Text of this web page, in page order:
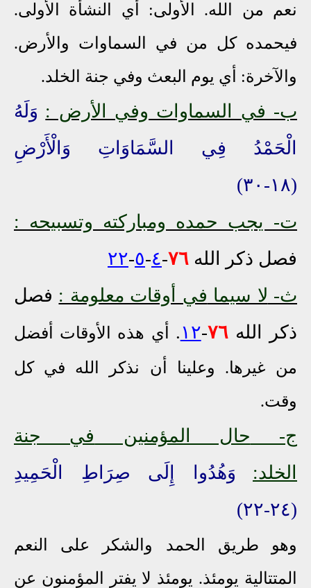
نعم من الله. الأولى: أي النشأة الأولى.
فيحمده كل من في السماوات والأرض.
والآخرة: أي يوم البعث وفي جنة الخلد.
ب- في السماوات وفي الأرض : وَلَهُ
الْحَمْدُ فِي السَّمَاوَاتِ وَالْأَرْضِ
(١٨-٣٠)
ت- يجب حمده ومباركته وتسبيحه :
فصل ذكر الله ٧٦-٤-٥-٢٢
ث- لا سيما في أوقات معلومة : فصل
ذكر الله٧٦-١٢ .
أي هذه الأوقات أفضل
من غيرها. وعلينا أن نذكر الله في كل
وقت.
ج- حال المؤمنين في جنة
الخلد:
وَهُدُوا إِلَى صِرَاطِ الْحَمِيدِ
(٢٤-٢٢)
وهو طريق الحمد والشكر على النعم
المتتالية يومئذ. يومئذ لا يفتر المؤمنون عن